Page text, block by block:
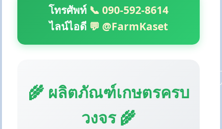
โทรศัพท์ 📞 090-592-8614
ไลน์ไอดี 💬 @FarmKaset
🌾 ผลิตภัณฑ์เกษตรครบ
วงจร 🌾